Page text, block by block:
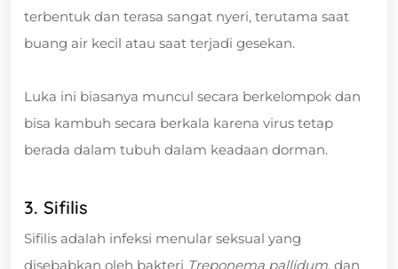
terbentuk dan terasa sangat nyeri, terutama saat
buang air kecil atau saat terjadi gesekan.
Luka ini biasanya muncul secara berkelompok dan
bisa kambuh secara berkala karena virus tetap
berada dalam tubuh dalam keadaan dorman.
3. Sifilis
Sifilis adalah infeksi menular seksual yang
disebabkan oleh bakteri Treponema pallidum, dan